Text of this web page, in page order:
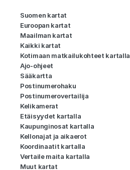
Suomen kartat
Euroopan kartat
Maailman kartat
Kaikki kartat
Kotimaan matkailukohteet kartalla
Ajo-ohjeet
Sääkartta
Postinumerohaku
Postinumerovertailija
Kelikamerat
Etäisyydet kartalla
Kaupunginosat kartalla
Kellonajat ja aikaerot
Koordinaatit kartalla
Vertaile maita kartalla
Muut kartat